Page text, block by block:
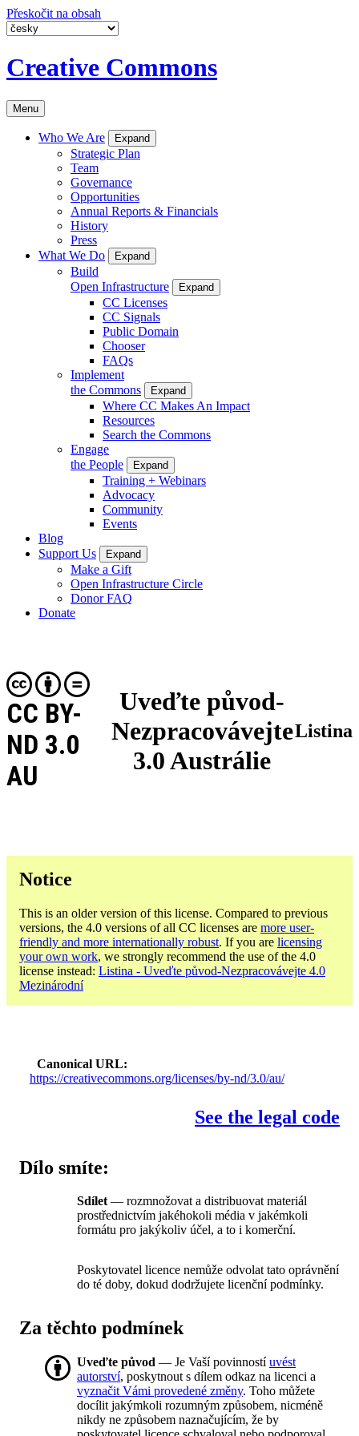
Přeskočit na obsah
Creative Commons
Menu
Who We Are Expand
Strategic Plan
Team
Governance
Opportunities
Annual Reports & Financials
History
Press
What We Do
Expand
Build
Open Infrastructure
Expand
CC Licenses
CC Signals
Public Domain
Chooser
FAQs
Implement
the Commons
Expand
Where CC Makes An Impact
Resources
Search the Commons
Engage
the People
Expand
Training + Webinars
Advocacy
Community
Events
Blog
Support Us
Expand
Make a Gift
Open Infrastructure Circle
Donor FAQ
Donate
Uveďte původ-
Nezpracovávejte
3.0 Austrálie
CC BY-
ND 3.0
AU
Listina
Notice
This is an older version of this license. Compared to previous
versions, the 4.0 versions of all CC licenses are more user-
friendly and more internationally robust. If you are licensing
your own work, we strongly recommend the use of the 4.0
license instead: Listina - Uveďte původ-Nezpracovávejte 4.0
Mezinárodní
Canonical URL
https://creativecommons.org/licenses/by-nd/3.0/au/
See the legal code
Dílo smíte:
Sdílet— rozmnožovat a distribuovat materiál
prostřednictvím jakéhokoli média v jakémkoli
formátu pro jakýkoliv účel, a to i komerční.
Poskytovatel licence nemůže odvolat tato oprávnění
do té doby, dokud dodržujete licenční podmínky.
Za těchto podmínek
Uveďte původ — Je Vaší povinnostíuvést
autorství, poskytnout s dílem odkaz na licenci a
vyznačit Vámi provedené změny. Toho můžete
docílit jakýmkoli rozumným způsobem, nicméně
nikdy ne způsobem naznačujícím, že by